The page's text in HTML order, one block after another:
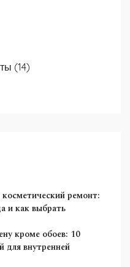
(14)
ремонт:
и как выбрать
кроме обоев: 10
для внутренней